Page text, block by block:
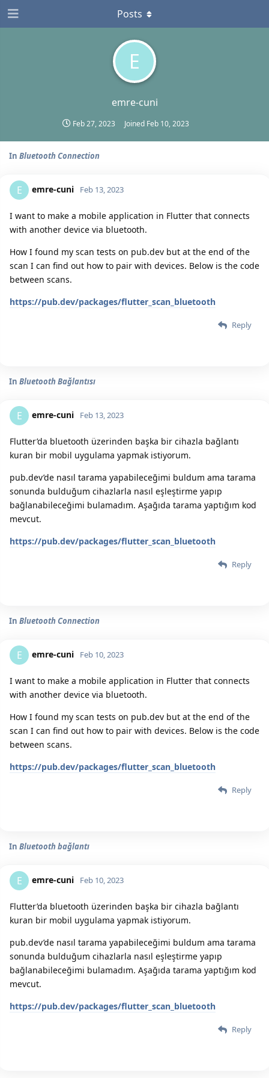
E
emre-cuni
Feb 27, 2023 Joined Feb 10, 2023
Posts
In Bluetooth Connection
E emre-cuni Feb 13, 2023
I want to make a mobile application in Flutter that connects
with another device via bluetooth.
How I found my scan tests on pub.dev but at the end of the
scan I can find out how to pair with devices. Below is the code
between scans.
https://pub.dev/packages/flutter_scan_bluetooth
Reply
In Bluetooth Bağlantısı
E emre-cuni Feb 13, 2023
Flutter’da bluetooth üzerinden başka bir cihazla bağlantı
kuran bir mobil uygulama yapmak istiyorum.
pub.dev’de nasıl tarama yapabileceğimi buldum ama tarama
sonunda bulduğum cihazlarla nasıl eşleştirme yapıp
bağlanabileceğimi bulamadım. Aşağıda tarama yaptığım kod
mevcut.
https://pub.dev/packages/flutter_scan_bluetooth
Reply
In Bluetooth Connection
E emre-cuni Feb 10, 2023
I want to make a mobile application in Flutter that connects
with another device via bluetooth.
How I found my scan tests on pub.dev but at the end of the
scan I can find out how to pair with devices. Below is the code
between scans.
https://pub.dev/packages/flutter_scan_bluetooth
Reply
In Bluetooth bağlantı
E emre-cuni Feb 10, 2023
Flutter’da bluetooth üzerinden başka bir cihazla bağlantı
kuran bir mobil uygulama yapmak istiyorum.
pub.dev’de nasıl tarama yapabileceğimi buldum ama tarama
sonunda bulduğum cihazlarla nasıl eşleştirme yapıp
bağlanabileceğimi bulamadım. Aşağıda tarama yaptığım kod
mevcut.
https://pub.dev/packages/flutter_scan_bluetooth
Reply